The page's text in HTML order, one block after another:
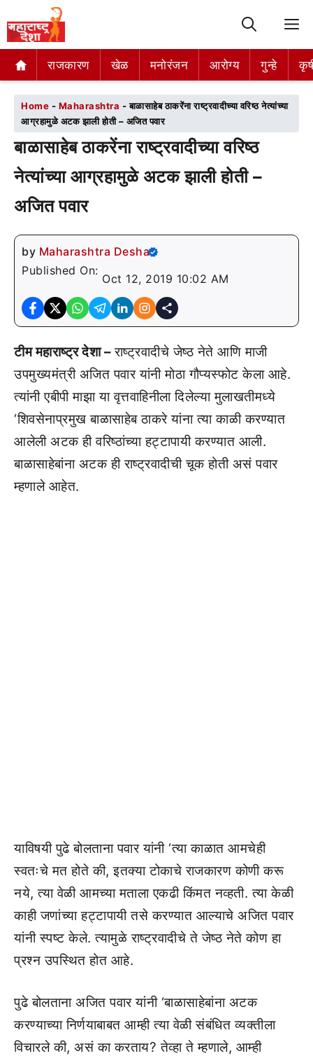
राजकारण खेळ मनोरंजन आरोग्य गुन्हे
राजकारण खेळ मनोरंजन आरोग्य गुन्हे
Home - Maharashtra -बाळासाहेब ठाकरेंना राष्ट्रवादीच्या वरिष्ठ नेत्यांच्या
आग्रहामुळे अटक झाली होती – अजित पवार
बाळासाहेब ठाकरेंना राष्ट्रवादीच्या वरिष्ठ
नेत्यांच्या आग्रहामुळे अटक झाली होती –
अजित पवार
by Maharashtra Desha
Published On:
Oct 12, 2019 10:02 AM
टीम महाराष्ट्र देशा –राष्ट्रवादीचे जेष्ठ नेते आणि माजी
उपमुख्यमंत्री अजित पवार यांनी मोठा गौप्यस्फोट केला आहे.
त्यांनी एबीपी माझा या वृत्तवाहिनीला दिलेल्या मुलाखतीमध्ये
‘शिवसेनाप्रमुख बाळासाहेब ठाकरे यांना त्या काळी करण्यात
आलेली अटक ही वरिष्ठांच्या हट्टापायी करण्यात आली.
बाळासाहेबांना अटक ही राष्ट्रवादीची चूक होती असं पवार
म्हणाले आहेत.
याविषयी पुढे बोलताना पवार यांनी ‘त्या काळात आमचेही
स्वतःचे मत होते की, इतक्या टोकाचे राजकारण कोणी करू
नये, त्या वेळी आमच्या मताला एकढी किंमत नव्हती. त्या केळी
काही जणांच्या हट्टापायी तसे करण्यात आल्याचे अजित पवार
यांनी स्पष्ट केले. त्यामुळे राष्ट्रवादीचे ते जेष्ठ नेते कोण हा
प्रश्न उपस्थित होत आहे.
पुढे बोलताना अजित पवार यांनी ‘बाळासाहेबांना अटक
करण्याच्या निर्णयाबाबत आम्ही त्या वेळी संबंधित व्यक्तीला
विचारले की, असं का करताय? तेव्हा ते म्हणाले, आम्ही